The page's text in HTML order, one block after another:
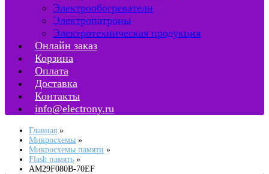
Электрообогреватели
Электропатроны
Электротехническая продукция
Онлайн заказ
Корзина
Оплата
Доставка
Контакты
info@electrony.ru
Главная
Микросхемы
Микросхемы памяти
Flash память
AM29F080B-70EF